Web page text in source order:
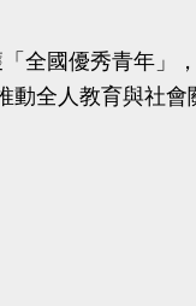
全國優秀青年」
動全人教育與社會